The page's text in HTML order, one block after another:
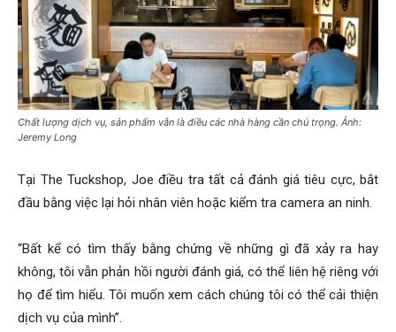
Chất lượng dịch vụ, sản phẩm vẫn là điều các nhà hàng cần chú trọng. Ảnh:
Jeremy Long
Tại The Tuckshop, Joe điều tra tất cả đánh giá tiêu cực, bắt
đầu bằng việc lại hỏi nhân viên hoặc kiểm tra camera an ninh.
“Bất kể có tìm thấy bằng chứng về những gì đã xảy ra hay
không, tôi vẫn phản hồi người đánh giá, có thể liên hệ riêng với
họ để tìm hiểu. Tôi muốn xem cách chúng tôi có thể cải thiện
dịch vụ của mình”.